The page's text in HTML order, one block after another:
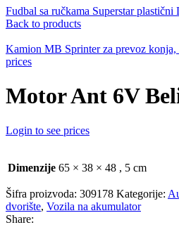
Fudbal sa ručkama Superstar plastični
Back to products
Kamion MB Sprinter za prevoz konja,
prices
Motor Ant 6V
Login to see prices
Dimenzije 65 × 38 × 48 , 5 cm
Šifra proizvoda: 309178 Kategorije:
dvorište, Vozila na akumulator
Share: